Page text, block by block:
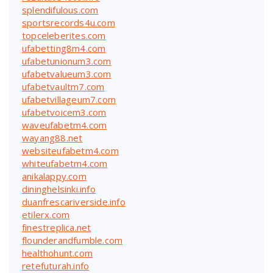
splendifulous.com
sportsrecords4u.com
topceleberites.com
ufabetting8m4.com
ufabetunionum3.com
ufabetvalueum3.com
ufabetvaultm7.com
ufabetvillageum7.com
ufabetvoicem3.com
waveufabetm4.com
wayang88.net
websiteufabetm4.com
whiteufabetm4.com
anikalappy.com
dininghelsinki.info
duanfrescariverside.info
etilerx.com
finestreplica.net
flounderandfumble.com
healthohunt.com
retefuturah.info